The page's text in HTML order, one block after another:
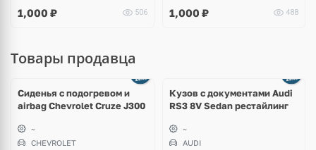
1,000 ₽ 506 1,000 ₽ 488
Товары продавца
Сиденья с подогревом и
airbag Chevrolet Cruze J300
~
CHEVROLET
Кузов с документами Audi
RS3 8V Sedan рестайлинг
~
AUDI